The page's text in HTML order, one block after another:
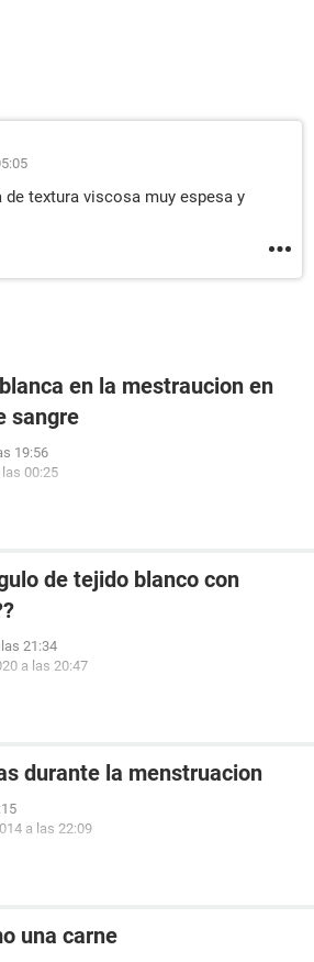
textura viscosa muy espesa y
en la mestraucion en
sangre
19:56
00:25
de tejido blanco con
21:34
a las 20:47
durante la menstruacion
a las 22:09
una carne